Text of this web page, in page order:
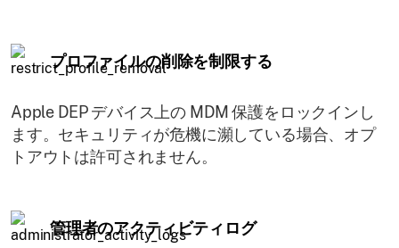
プロファイルの削除を制限する
Apple DEP デバイス上の MDM 保護をロックインし
ます。セキュリティが危機に瀕している場合、オプ
トアウトは許可されません。
管理者のアクティビティログ